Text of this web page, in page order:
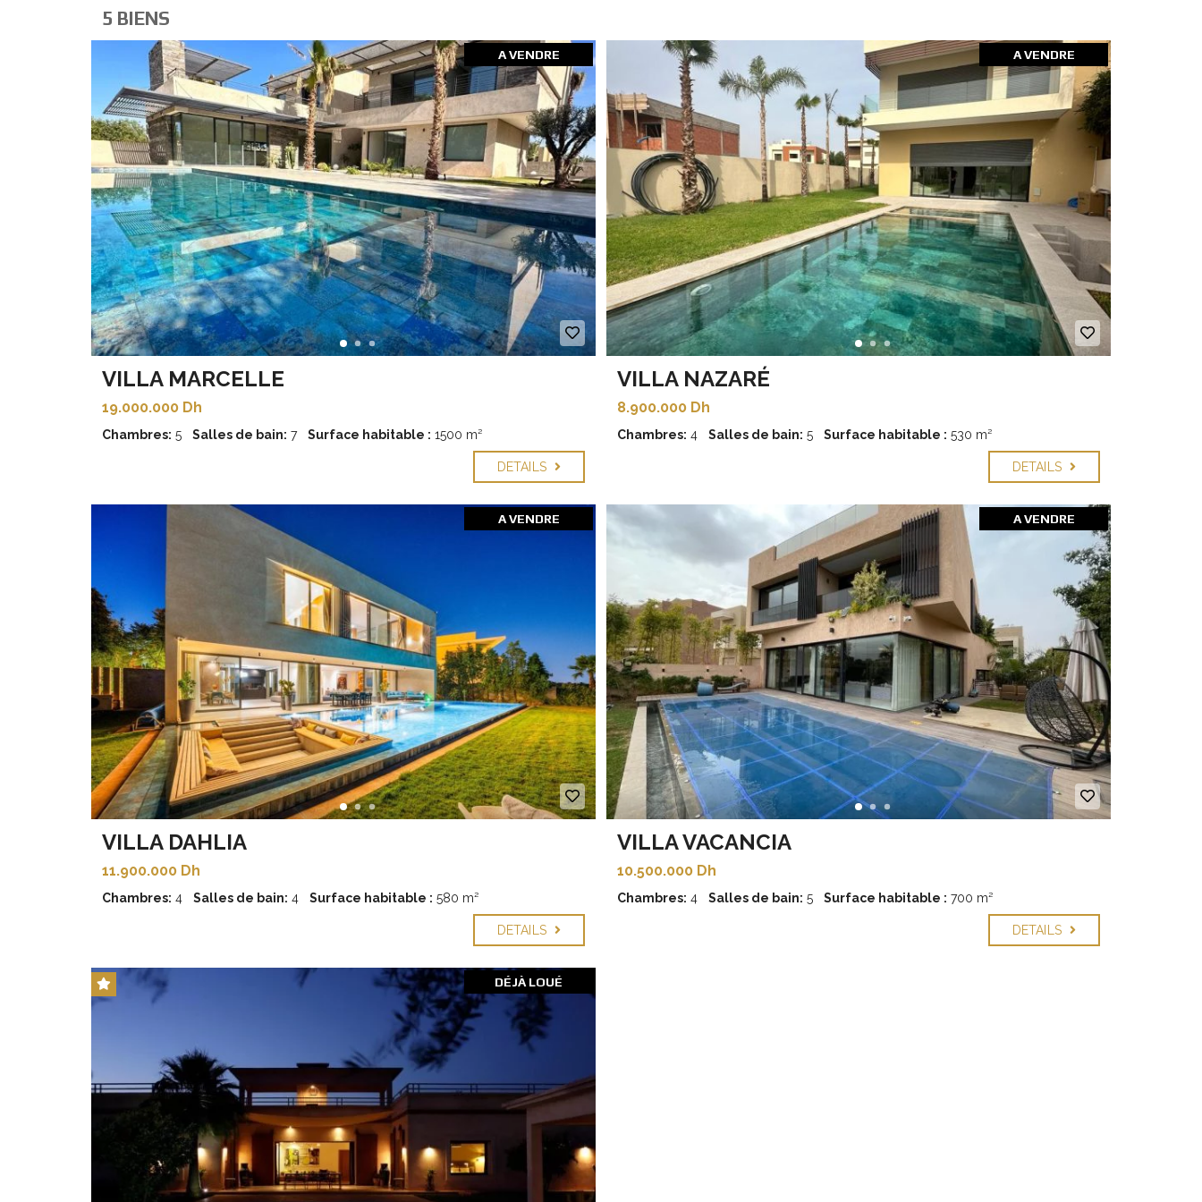
5 BIENS
A VENDRE
VILLA MARCELLE
19.000.000 Dh
Chambres: 5 Salles de bain: 7 Surface habitable : 1500 m²
DETAILS
A VENDRE
VILLA NAZARÉ
8.900.000 Dh
Chambres: 4 Salles de bain: 5 Surface habitable : 530 m²
DETAILS
A VENDRE
VILLA DAHLIA
11.900.000 Dh
Chambres: 4 Salles de bain: 4 Surface habitable : 580 m²
DETAILS
A VENDRE
VILLA VACANCIA
10.500.000 Dh
Chambres: 4 Salles de bain: 5 Surface habitable : 700 m²
DETAILS
DÉJÀ LOUÉ